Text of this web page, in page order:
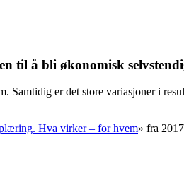
til å bli økonomisk
Samtidig er det store variasjoner i
Hva virker – for hvem» fra